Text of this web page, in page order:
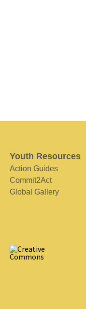
Youth Resources
Action Guides
Commit2Act
Global Gallery